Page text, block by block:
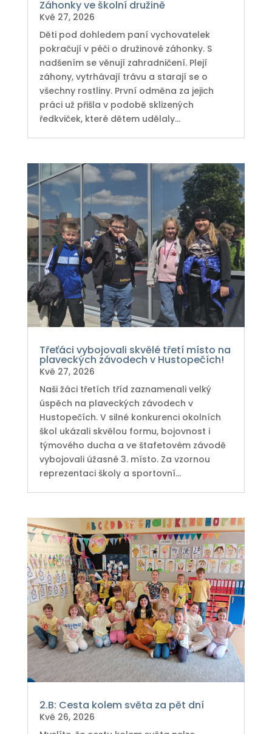
Záhonky ve školní družině
Kvě 27, 2026
Děti pod dohledem paní vychovatelek
pokračují v péči o družinové záhonky. S
nadšením se věnují zahradničení. Plejí
záhony, vytrhávají trávu a starají se o
všechny rostliny. První odměna za jejich
práci už přišla v podobě sklizených
ředkviček, které dětem udělaly...
Třeťáci vybojovali skvělé třetí místo na
plaveckých závodech v Hustopečích!
Kvě 27, 2026
Naši žáci třetích tříd zaznamenali velký
úspěch na plaveckých závodech v
Hustopečích. V silné konkurenci okolních
škol ukázali skvělou formu, bojovnost i
týmového ducha a ve štafetovém závodě
vybojovali úžasné 3. místo. Za vzornou
reprezentaci školy a sportovní...
2.B: Cesta kolem světa za pět dní
Kvě 26, 2026